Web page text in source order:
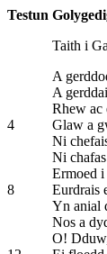
Testun
Taith i
A
A
Rhew ac
4
Glaw a
Ni
Ni
Ermoed
8
Eurdrais
Yn anial
Nos a
O!